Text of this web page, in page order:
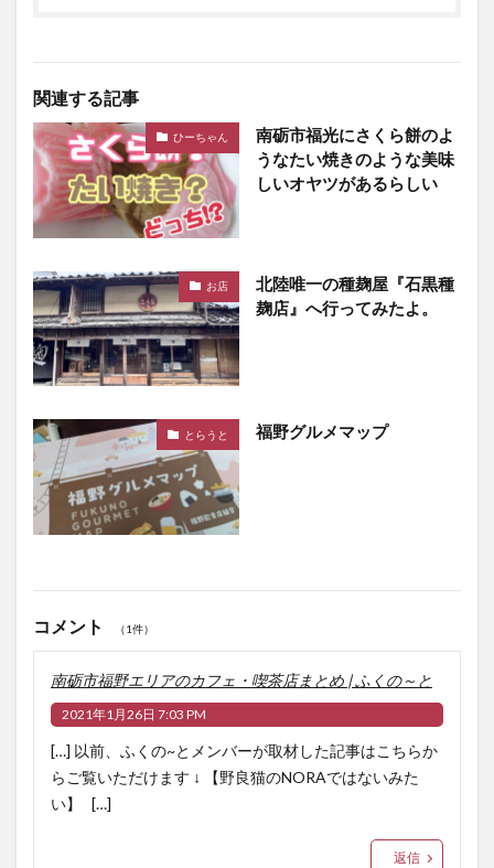
関連する記事
ひーちゃん
南砺市福光にさくら餅のよ
うなたい焼きのような美味
しいオヤツがあるらしい
お店
北陸唯一の種麹屋『石黒種
麹店』へ行ってみたよ。
とらうと 福野グルメマップ
コメント （1件）
南砺市福野エリアのカフェ・喫茶店まとめ | ふくの～と
2021年1月26日 7:03 PM
[…] 以前、ふくの~とメンバーが取材した記事はこちらか
らご覧いただけます ↓ 【野良猫のNORAではないみた
い】 […]
返信